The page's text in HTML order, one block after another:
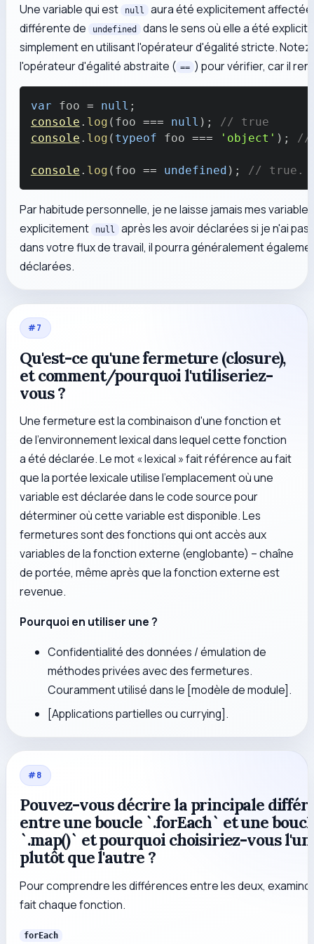
Une variable qui est null
aura été explicitement
différente de
undefined
dans le sens où elle a été
simplement en utilisant l'opérateur d'égalité stricte.
l'opérateur d'égalité abstraite ( == ) pour vérifier, car il
var foo = null ;
console . log ( foo === null ) ;
// true
console . log ( typeof foo === 'object' ) ; //
console . log ( foo == undefined ) ; // true.
Par habitude personnelle, je ne laisse jamais mes
explicitement
null
après les avoir déclarées si je n'ai
dans votre flux de travail, il pourra généralement
déclarées.
#7
Qu'est-ce qu'une fermeture (closure),
et comment/pourquoi l'utiliseriez-
vous ?
Une fermeture est la combinaison d'une fonction et
de l'environnement lexical dans lequel cette fonction
a été déclarée. Le mot « lexical » fait référence au fait
que la portée lexicale utilise l'emplacement où une
variable est déclarée dans le code source pour
déterminer où cette variable est disponible. Les
fermetures sont des fonctions qui ont accès aux
variables de la fonction externe (englobante) – chaîne
de portée, même après que la fonction externe est
revenue.
Pourquoi en utiliser une ?
Confidentialité des données / émulation de
méthodes privées avec des fermetures.
Couramment utilisé dans le [modèle de module].
[Applications partielles ou currying].
#8
Pouvez-vous décrire la principale
entre une boucle `.forEach` et une
`.map()` et pourquoi choisiriez-vous
plutôt que l'autre ?
Pour comprendre les différences entre les deux,
fait chaque fonction.
forEach